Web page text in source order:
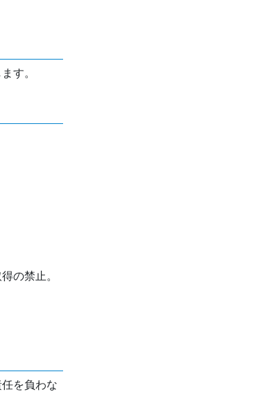
す。
の禁止。
を負わな